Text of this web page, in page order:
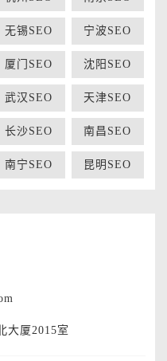
无锡SEO 宁波SEO
厦门SEO 沈阳SEO
武汉SEO 天津SEO
长沙SEO 南昌SEO
南宁SEO 昆明SEO
大厦2015室